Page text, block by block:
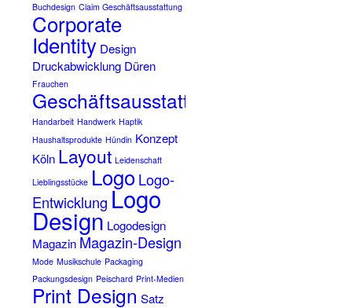
Buchdesign Claim Geschäftsausstattung
Corporate
Identity Design
Druckabwicklung Düren
Frauchen
Geschäftsausstattung
Handarbeit Handwerk Haptik
Haushaltsprodukte Hündin Konzept
Köln Layout Leidenschaft
Lieblingsstücke LogoLogo-
Entwicklung Logo
Design Logodesign
Magazin Magazin-Design
Mode Musikschule Packaging
Packungsdesign Peischard Print-Medien
Print Design Satz